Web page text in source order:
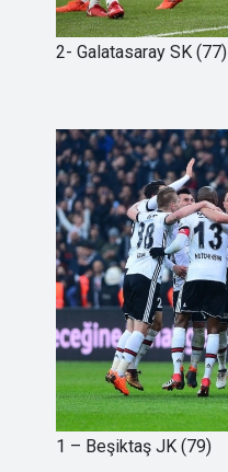
2- Galatasaray SK (77)
1 – Beşiktaş JK (79)